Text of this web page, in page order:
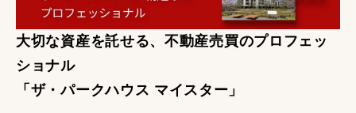
大切な資産を託せる、不動産売買のプロフェッ
ショナル
「ザ・パークハウス マイスター」